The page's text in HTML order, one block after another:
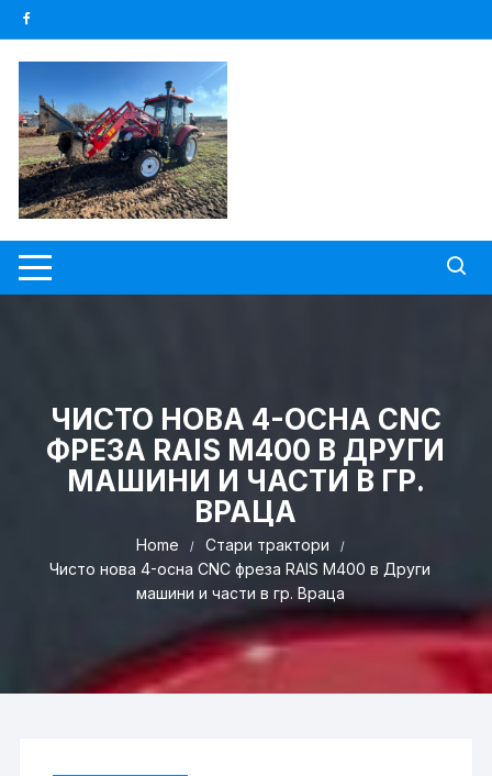
Skip
to
content
ЧИСТО НОВА 4-ОСНА CNC
ФРЕЗА RAIS M400 В ДРУГИ
МАШИНИ И ЧАСТИ В ГР.
ВРАЦА
Home
Стари трактори
Чисто нова 4-осна CNC фреза RAIS M400 в Други
машини и части в гр. Враца